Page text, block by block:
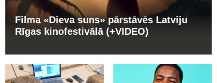
Filma «Dieva suns» pārstāvēs Latviju
Rīgas kinofestivālā (+VIDEO)